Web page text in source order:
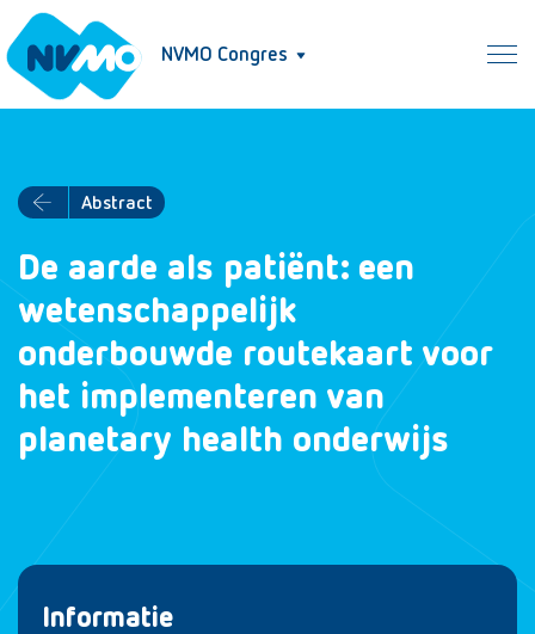
NVMO Congres
Abstract
De aarde als patiënt: een
wetenschappelijk
onderbouwde routekaart voor
het implementeren van
planetary health onderwijs
Informatie